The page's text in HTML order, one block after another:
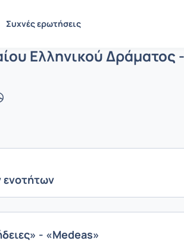
Συχνές ερωτήσεις
Ελληνικού Δράματος - Recept...
Αρχαίου Ελληνικού
Ελληνικού
ενοτήτων
- «Medeas»